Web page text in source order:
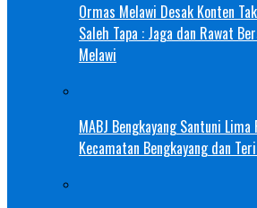
Ormas Melawi Desak Konten
Saleh Tapa : Jaga dan Rawat
Melawi
MABJ Bengkayang Santuni
Kecamatan Bengkayang dan